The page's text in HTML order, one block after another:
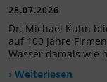
28.07.2026
Dr. Michael Kuhn
auf 100 Jahre
Wasser damals wie
› Weiterlesen